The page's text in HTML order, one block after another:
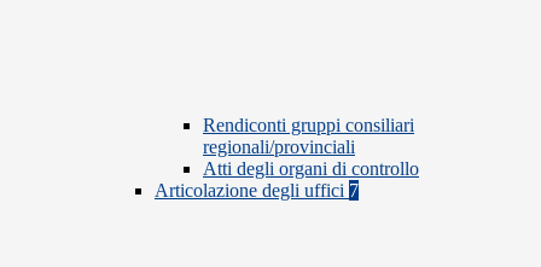
Rendiconti gruppi consiliari
regionali/provinciali
Atti degli organi di controllo
Articolazione degli uffici 7